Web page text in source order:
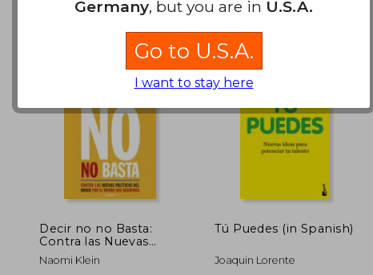
Decir no no Basta:
Contra las Nuevas
Políticas del Shock
por el Mundo que
Naomi Klein
Tú Puedes (in Spanish)
Joaquin Lorente
Germany, but you are in U.S.A.
Go to U.S.A.
I want to stay here